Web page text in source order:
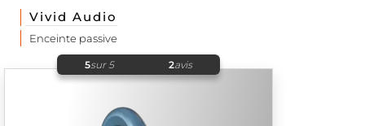
Vivid Audio
Enceinte passive
5sur 5 2avis